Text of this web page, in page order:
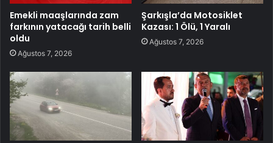
Emekli maaşlarında zam
farkının yatacağı tarih belli
oldu
Ağustos 7, 2026
Şarkışla’da Motosiklet
Kazası: 1 Ölü, 1 Yaralı
Ağustos 7, 2026